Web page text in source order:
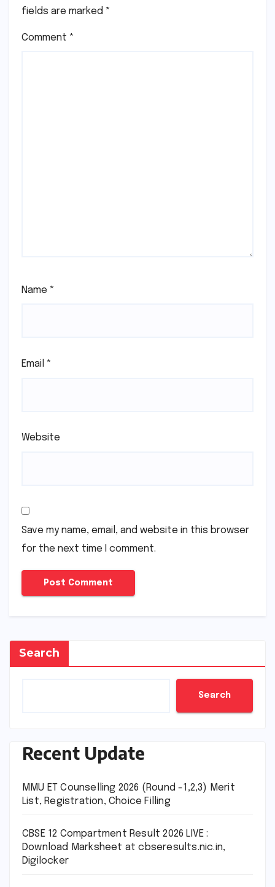
fields are marked *
Comment *
Name *
Email *
Website
Save my name, email, and website in this browser
for the next time I comment.
Search
Search
Recent Update
MMU ET Counselling 2026 (Round -1,2,3) Merit
List, Registration, Choice Filling
CBSE 12 Compartment Result 2026 LIVE :
Download Marksheet at cbseresults.nic.in,
Digilocker